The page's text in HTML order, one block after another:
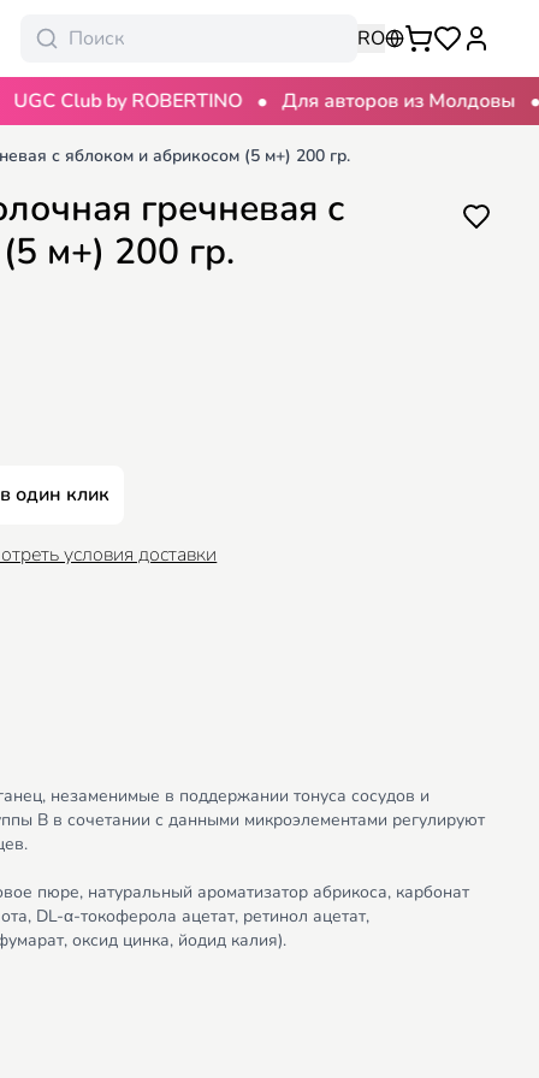
RO
by ROBERTINO • Для авторов из Молдовы • 100
с яблоком и абрикосом (5 м+) 200 гр.
гречневая с
м+) 200 гр.
один клик
условия доставки
незаменимые в поддержании тонуса сосудов и
B в сочетании с данными микроэлементами регулируют
пюре, натуральный ароматизатор абрикоса, карбонат
DL-α-токоферола ацетат, ретинол ацетат,
оксид цинка, йодид калия).